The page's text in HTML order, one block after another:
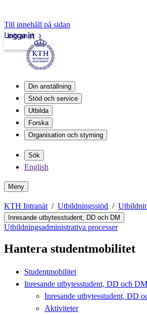
Till innehåll på sidan
Intranät
Logga in
Din anställning
Stöd och service
Utbilda
Forska
Organisation och styrning
Sök
English
Meny
KTH Intranät Utbildningsstöd
Inresande utbytesstudent, DD och DM
Utbildningsadministrativa processer
Hantera studentmobilitet
Studentmobilitet
Inresande utbytesstudent, DD och DM
Inresande utbytesstudent, DD
Aktiviteter